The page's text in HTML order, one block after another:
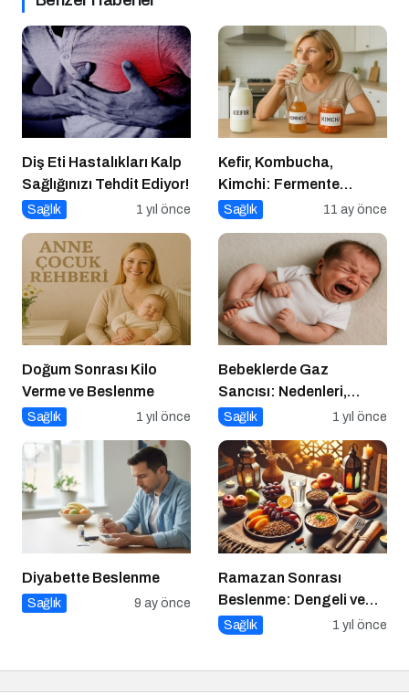
Diş Eti Hastalıkları Kalp
Sağlığınızı Tehdit Ediyor!
Sağlık 1 yıl önce
Kefir, Kombucha,
Kimchi: Fermente
Gıdalar Sağlıkta Yeni
Sağlık 11 ay önce
Doğum Sonrası Kilo
Verme ve Beslenme
Sağlık 1 yıl önce
Bebeklerde Gaz
Sancısı: Nedenleri,
Belirtileri ve Etkili
Sağlık 1 yıl önce
Diyabette Beslenme
Sağlık 9 ay önce
Ramazan Sonrası
Beslenme: Dengeli ve
Sağlıklı Bir Geçiş İçin
Sağlık 1 yıl önce